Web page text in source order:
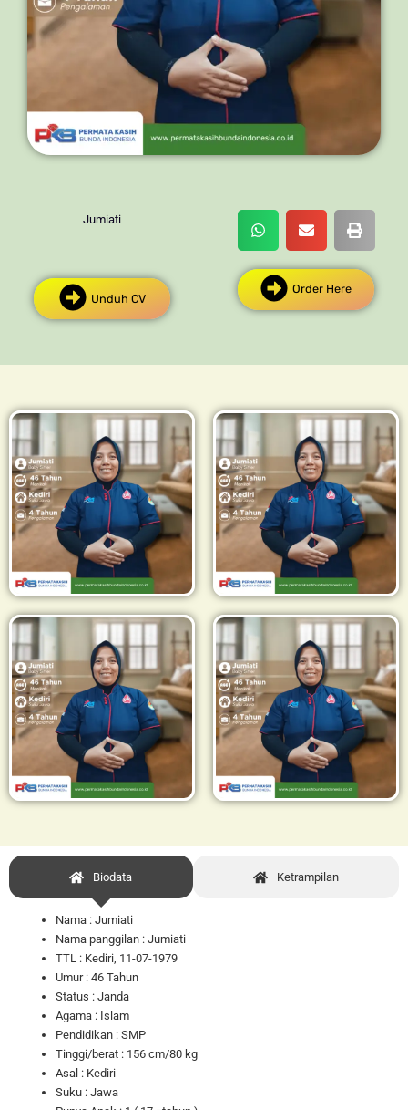
Jumiati
Unduh CV
Order Here
Biodata Ketrampilan
Nama : Jumiati
Nama panggilan : Jumiati
TTL : Kediri, 11-07-1979
Umur : 46 Tahun
Status : Janda
Agama : Islam
Pendidikan : SMP
Tinggi/berat : 156 cm/80 kg
Asal : Kediri
Suku : Jawa